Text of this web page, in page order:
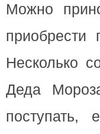
Можно
Несколько
Деда
поступать,